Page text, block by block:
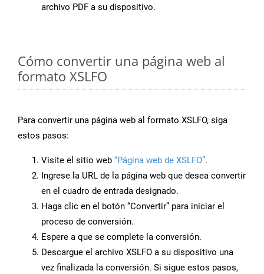
archivo PDF a su dispositivo.
Cómo convertir una página web al
formato XSLFO
Para convertir una página web al formato XSLFO, siga
estos pasos:
Visite el sitio web “Página web de XSLFO”.
Ingrese la URL de la página web que desea convertir
en el cuadro de entrada designado.
Haga clic en el botón “Convertir” para iniciar el
proceso de conversión.
Espere a que se complete la conversión.
Descargue el archivo XSLFO a su dispositivo una
vez finalizada la conversión. Si sigue estos pasos,